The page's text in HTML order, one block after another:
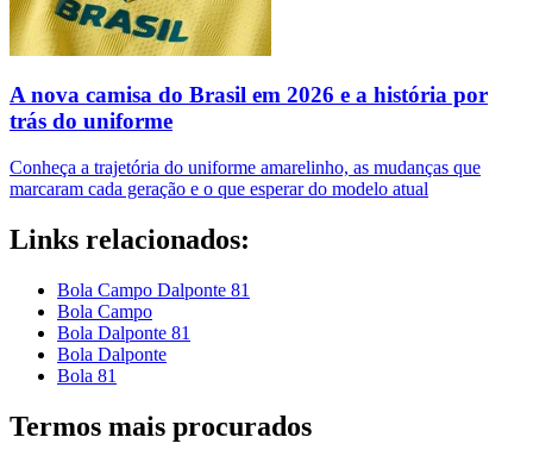
A nova camisa do Brasil em 2026 e a história por
trás do uniforme
Conheça a trajetória do uniforme amarelinho, as mudanças que
marcaram cada geração e o que esperar do modelo atual
Links relacionados:
Bola Campo Dalponte 81
Bola Campo
Bola Dalponte 81
Bola Dalponte
Bola 81
Termos mais procurados